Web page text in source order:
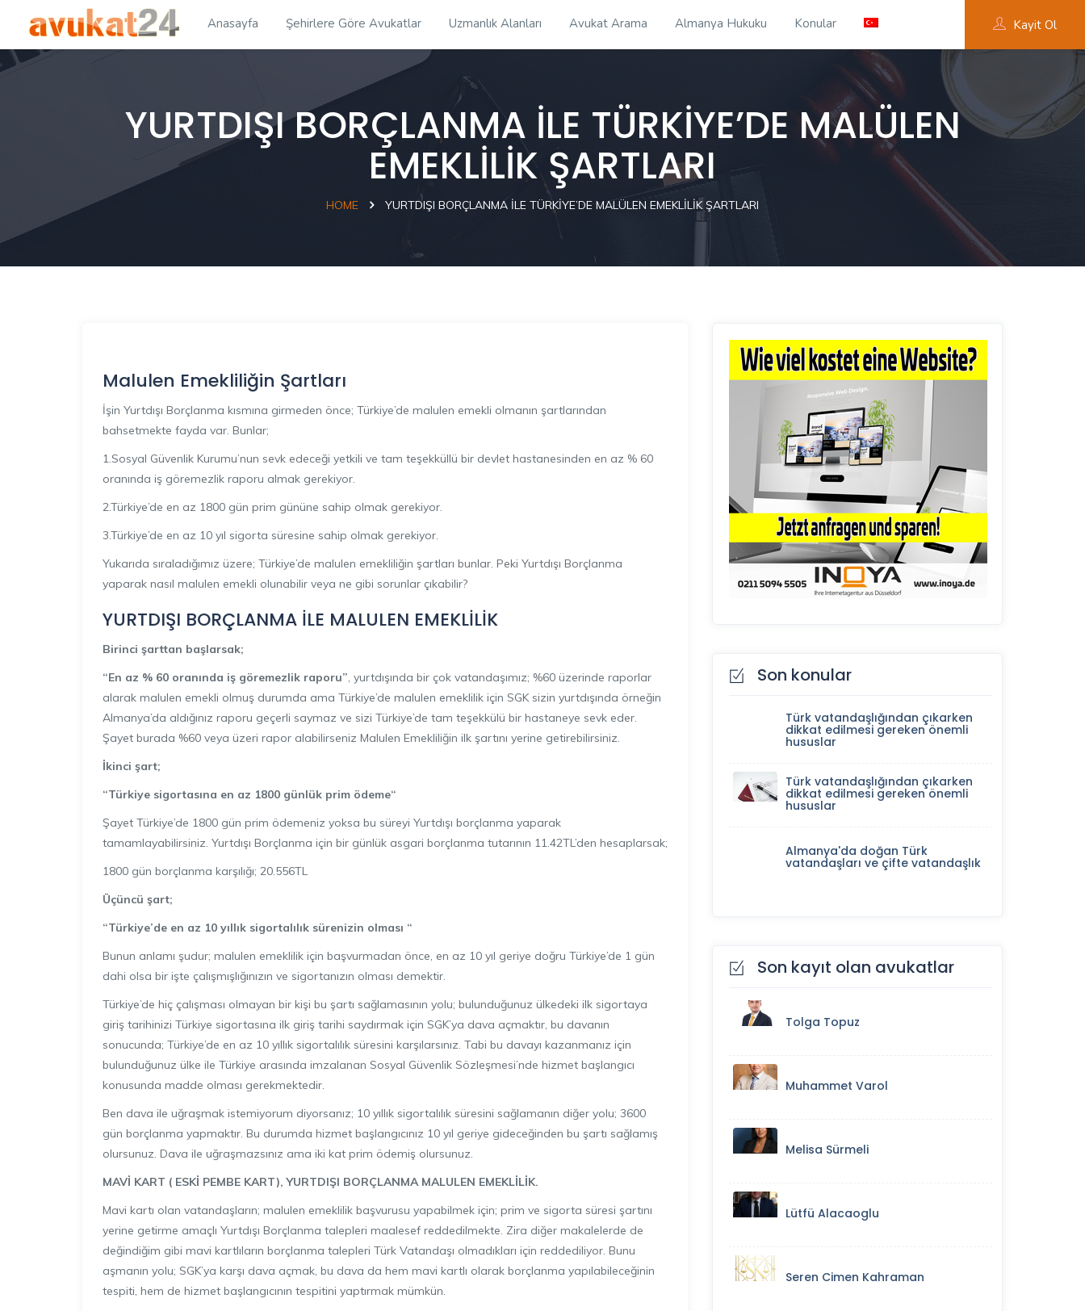
Anasayfa Şehirlere Göre Avukatlar Uzmanlık Alanları Avukat Arama Almanya Hukuku Konular Kayit Ol
YURTDIŞI BORÇLANMA İLE TÜRKİYE’DE MALÜLEN
EMEKLİLİK ŞARTLARI
HOME YURTDIŞI BORÇLANMA İLE TÜRKİYE’DE MALÜLEN EMEKLİLİK ŞARTLARI
Malulen Emekliliğin Şartları
İşin Yurtdışı Borçlanma kısmına girmeden önce; Türkiye’de malulen emekli olmanın şartlarından
bahsetmekte fayda var. Bunlar;
1.Sosyal Güvenlik Kurumu’nun sevk edeceği yetkili ve tam teşekküllü bir devlet hastanesinden en az % 60
oranında iş göremezlik raporu almak gerekiyor.
2.Türkiye’de en az 1800 gün prim gününe sahip olmak gerekiyor.
3.Türkiye’de en az 10 yıl sigorta süresine sahip olmak gerekiyor.
Yukarıda sıraladığımız üzere; Türkiye’de malulen emekliliğin şartları bunlar. Peki Yurtdışı Borçlanma
yaparak nasıl malulen emekli olunabilir veya ne gibi sorunlar çıkabilir?
YURTDIŞI BORÇLANMA İLE MALULEN EMEKLİLİK
Birinci şarttan başlarsak;
“En az % 60 oranında iş göremezlik raporu”, yurtdışında bir çok vatandaşımız; %60 üzerinde raporlar
alarak malulen emekli olmuş durumda ama Türkiye’de malulen emeklilik için SGK sizin yurtdışında örneğin
Almanya’da aldığınız raporu geçerli saymaz ve sizi Türkiye’de tam teşekkülü bir hastaneye sevk eder.
Şayet burada %60 veya üzeri rapor alabilirseniz Malulen Emekliliğin ilk şartını yerine getirebilirsiniz.
İkinci şart;
“Türkiye sigortasına en az 1800 günlük prim ödeme“
Şayet Türkiye’de 1800 gün prim ödemeniz yoksa bu süreyi Yurtdışı borçlanma yaparak
tamamlayabilirsiniz. Yurtdışı Borçlanma için bir günlük asgari borçlanma tutarının 11.42TL’den hesaplarsak;
1800 gün borçlanma karşılığı; 20.556TL
Üçüncü şart;
“Türkiye’de en az 10 yıllık sigortalılık sürenizin olması “
Bunun anlamı şudur; malulen emeklilik için başvurmadan önce, en az 10 yıl geriye doğru Türkiye’de 1 gün
dahi olsa bir işte çalışmışlığınızın ve sigortanızın olması demektir.
Türkiye’de hiç çalışması olmayan bir kişi bu şartı sağlamasının yolu; bulunduğunuz ülkedeki ilk sigortaya
giriş tarihinizi Türkiye sigortasına ilk giriş tarihi saydırmak için SGK’ya dava açmaktır, bu davanın
sonucunda; Türkiye’de en az 10 yıllık sigortalılık süresini karşılarsınız. Tabi bu davayı kazanmanız için
bulunduğunuz ülke ile Türkiye arasında imzalanan Sosyal Güvenlik Sözleşmesi’nde hizmet başlangıcı
konusunda madde olması gerekmektedir.
Ben dava ile uğraşmak istemiyorum diyorsanız; 10 yıllık sigortalılık süresini sağlamanın diğer yolu; 3600
gün borçlanma yapmaktır. Bu durumda hizmet başlangıcınız 10 yıl geriye gideceğinden bu şartı sağlamış
olursunuz. Dava ile uğraşmazsınız ama iki kat prim ödemiş olursunuz.
MAVİ KART ( ESKİ PEMBE KART), YURTDIŞI BORÇLANMA MALULEN EMEKLİLİK.
Mavi kartı olan vatandaşların; malulen emeklilik başvurusu yapabilmek için; prim ve sigorta süresi şartını
yerine getirme amaçlı Yurtdışı Borçlanma talepleri maalesef reddedilmekte. Zira diğer makalelerde de
değindiğim gibi mavi kartlıların borçlanma talepleri Türk Vatandaşı olmadıkları için reddediliyor. Bunu
aşmanın yolu; SGK’ya karşı dava açmak, bu dava da hem mavi kartlı olarak borçlanma yapılabileceğinin
tespiti, hem de hizmet başlangıcının tespitini yaptırmak mümkün.
Son konular
Türk vatandaşlığından çıkarken
dikkat edilmesi gereken önemli
hususlar
Türk vatandaşlığından çıkarken
dikkat edilmesi gereken önemli
hususlar
Almanya'da doğan Türk
vatandaşları ve çifte vatandaşlık
Son kayıt olan avukatlar
Tolga Topuz
Muhammet Varol
Melisa Sürmeli
Lütfü Alacaoglu
Seren Cimen Kahraman